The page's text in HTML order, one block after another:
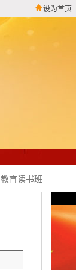
设为首页
育读书班